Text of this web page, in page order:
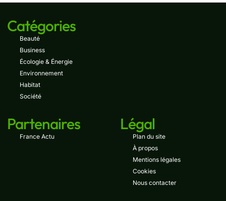
Catégories
Beauté
Business
Écologie & Énergie
Environnement
Habitat
Société
Partenaires
France Actu
Légal
Plan du site
À propos
Mentions légales
Cookies
Nous contacter